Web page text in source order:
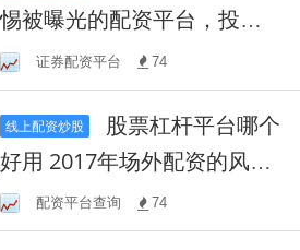
惕被曝光的配资平台，投资
需谨慎选择
证券配资平台 74
线上配资炒股
好用 2017年场外配资的风险
和机会大揭秘
配资平台查询 74